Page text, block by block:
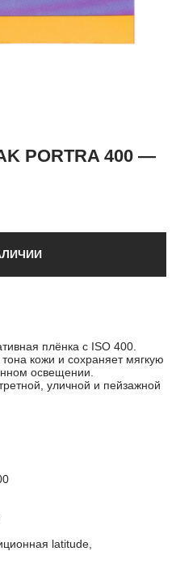
PORTRA 400 —
плёнка с ISO 400.
кожи и сохраняет мягкую
освещении.
уличной и пейзажной
latitude,